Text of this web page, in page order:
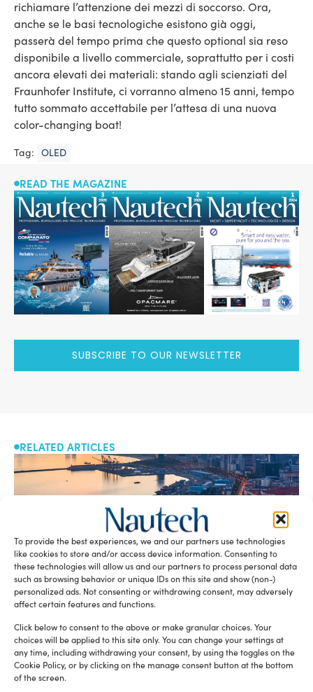
To provide the best experiences, we and our partners use technologies
like cookies to store and/or access device information. Consenting to
these technologies will allow us and our partners to process personal data
such as browsing behavior or unique IDs on this site and show (non-)
personalized ads. Not consenting or withdrawing consent, may adversely
affect certain features and functions.
Click below to consent to the above or make granular choices. Your
choices will be applied to this site only. You can change your settings at
any time, including withdrawing your consent, by using the toggles on the
Cookie Policy, or by clicking on the manage consent button at the bottom
of the screen.
richiamare l’attenzione dei mezzi di soccorso. Ora,
anche se le basi tecnologiche esistono già oggi,
passerà del tempo prima che questo optional sia reso
disponibile a livello commerciale, soprattutto per i costi
ancora elevati dei materiali: stando agli scienziati del
Fraunhofer Institute, ci vorranno almeno 15 anni, tempo
tutto sommato accettabile per l’attesa di una nuova
color-changing boat!
Tag: OLED
READ THE MAGAZINE
SUBSCRIBE TO OUR NEWSLETTER
RELATED ARTICLES
A sector undergoing modernisation
Silvia ChiaritoAugust 5, 2026
Yachting in Romania, which is mainly concentrated
around Constanta and other Black Sea resorts, is likely
to grow in the future. At present, yachting is mainly seen